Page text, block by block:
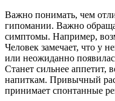
Важно понимать, чем
гипомании. Важно
симптомы. Например,
Человек замечает, что у
или неожиданно
Станет сильнее аппетит,
напиткам. Привычный
принимает спонтанные